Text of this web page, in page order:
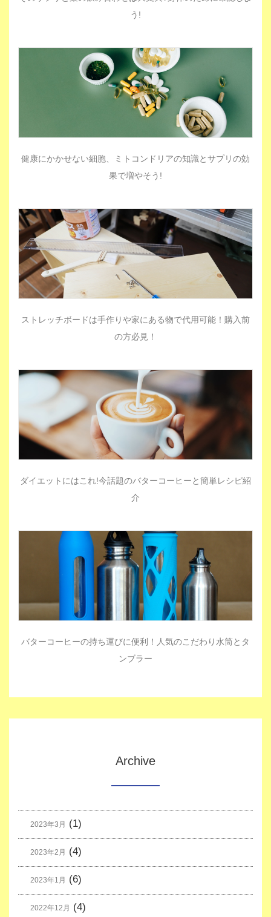
う!
健康にかかせない細胞、ミトコンドリアの知識とサプリの効
果で増やそう!
ストレッチボードは手作りや家にある物で代用可能！購入前
の方必見！
ダイエットにはこれ!今話題のバターコーヒーと簡単レシピ紹
介
バターコーヒーの持ち運びに便利！人気のこだわり水筒とタ
ンブラー
Archive
2023年3月 (1)
2023年2月 (4)
2023年1月 (6)
2022年12月 (4)